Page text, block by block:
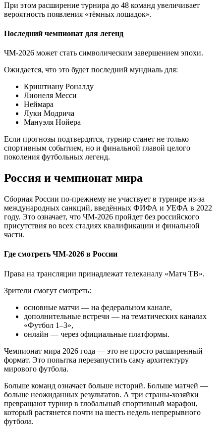
При этом расширение турнира до 48 команд увеличивает
вероятность появления «тёмных лошадок».
Последний чемпионат для легенд
ЧМ-2026 может стать символическим завершением эпохи.
Ожидается, что это будет последний мундиаль для:
Криштиану Роналду
Лионеля Месси
Неймара
Луки Модрича
Мануэля Нойера
Если прогнозы подтвердятся, турнир станет не только
спортивным событием, но и финальной главой целого
поколения футбольных легенд.
Россия и чемпионат мира
Сборная России по-прежнему не участвует в турнире из-за
международных санкций, введённых ФИФА и УЕФА в 2022
году. Это означает, что ЧМ-2026 пройдет без российского
присутствия во всех стадиях квалификации и финальной
части.
Где смотреть ЧМ-2026 в России
Права на трансляции принадлежат телеканалу «Матч ТВ».
Зрители смогут смотреть:
основные матчи — на федеральном канале,
дополнительные встречи — на тематических каналах
«Футбол 1–3»,
онлайн — через официальные платформы.
Чемпионат мира 2026 года — это не просто расширенный
формат. Это попытка перезапустить саму архитектуру
мирового футбола.
Больше команд означает больше историй. Больше матчей —
больше неожиданных результатов. А три страны-хозяйки
превращают турнир в глобальный спортивный марафон,
который растянется почти на шесть недель непрерывного
футбола.